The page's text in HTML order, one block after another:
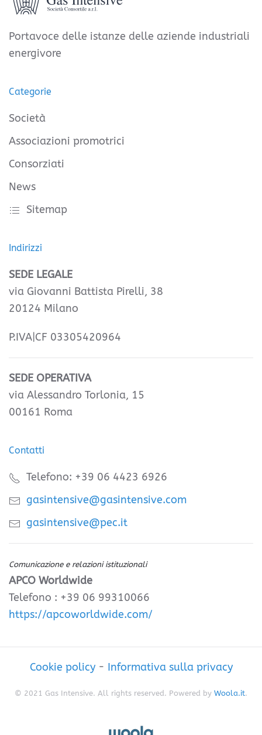
Portavoce delle istanze delle aziende industriali
energivore
Categorie
Società
Associazioni promotrici
Consorziati
News
Sitemap
Indirizzi
SEDE LEGALE
via Giovanni Battista Pirelli, 38
20124 Milano
P.IVA|CF 03305420964
SEDE OPERATIVA
via Alessandro Torlonia, 15
00161 Roma
Contatti
Telefono: +39 06 4423 6926
gasintensive@gasintensive.com
gasintensive@pec.it
Comunicazione e relazioni istituzionali
APCO Worldwide
Telefono : +39 06 99310066
https://apcoworldwide.com/
Cookie policy- Informativa sulla privacy
© 2021 Gas Intensive. All rights reserved. Powered by Woola.it.